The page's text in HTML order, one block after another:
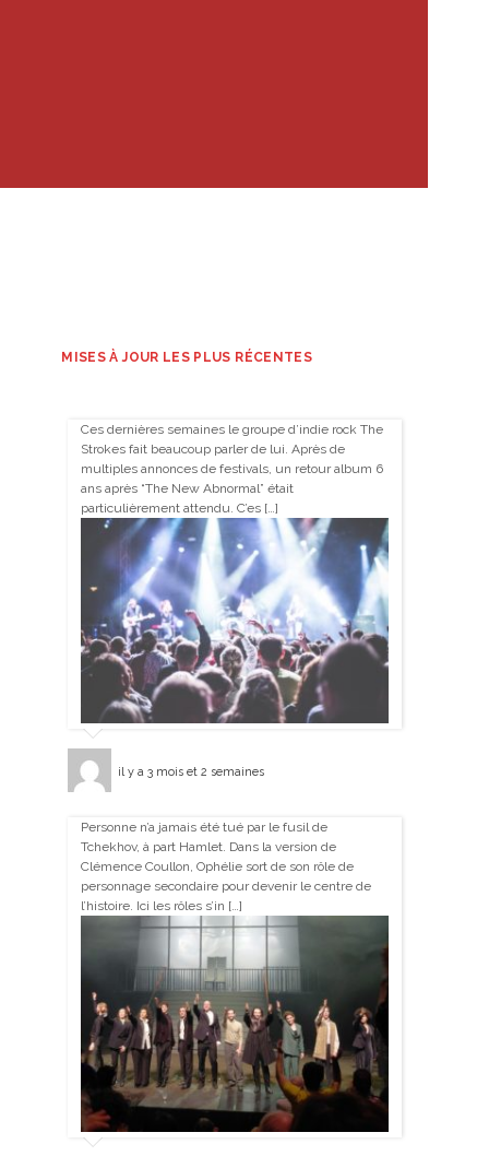
MISES À JOUR LES PLUS RÉCENTES
Ces dernières semaines le groupe d’indie rock The
Strokes fait beaucoup parler de lui. Après de
multiples annonces de festivals, un retour album 6
ans après “The New Abnormal” était
particulièrement attendu. C’es […]
il y a 3 mois et 2 semaines
Personne n’a jamais été tué par le fusil de
Tchekhov, à part Hamlet. Dans la version de
Clémence Coullon, Ophélie sort de son rôle de
personnage secondaire pour devenir le centre de
l’histoire. Ici les rôles s’in […]